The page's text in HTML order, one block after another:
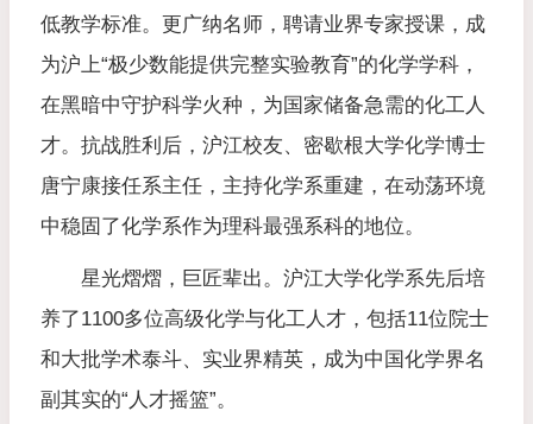
低教学标准。更广纳名师，聘请业界专家授课，成
为沪上“极少数能提供完整实验教育”的化学学科，
在黑暗中守护科学火种，为国家储备急需的化工人
才。​抗战胜利后，沪江校友、密歇根大学化学博士
唐宁康接任系主任，主持化学系重建，在动荡环境
中稳固了化学系作为理科最强系科的地位。
星光熠熠，巨匠辈出。沪江大学化学系先后培
养了1100多位高级化学与化工人才，包括11位院士
和大批学术泰斗、实业界精英，成为中国化学界名
副其实的“人才摇篮”。